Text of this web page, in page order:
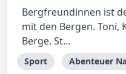
Bergfreundinnen ist
mit den Bergen. Toni,
Berge. St...
Sport Abenteuer